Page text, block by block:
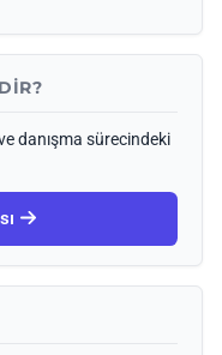
danışma sürecindeki